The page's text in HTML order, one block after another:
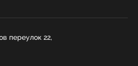
переулок 22,